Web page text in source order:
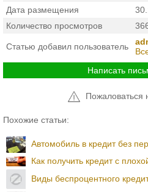
Дата размещения
Количество просмотров
Статью добавил пользователь
Написать
Пожаловаться
Похожие статьи:
Автомобиль в кредит без
Как получить кредит с плохой
Виды беспроцентного